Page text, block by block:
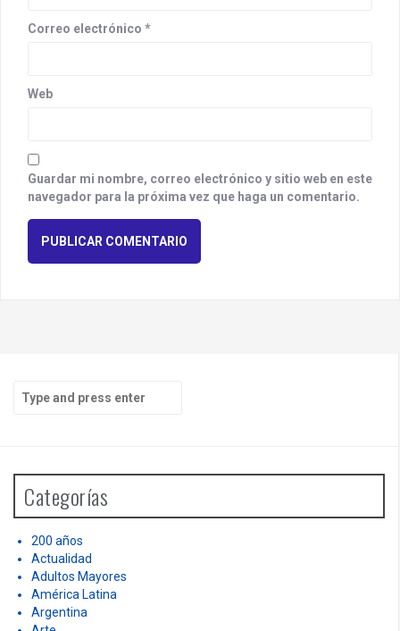
Correo electrónico *
Web
Guardar mi nombre, correo electrónico y sitio web en este
navegador para la próxima vez que haga un comentario.
h
o
Categorías
200 años
Actualidad
Adultos Mayores
América Latina
Argentina